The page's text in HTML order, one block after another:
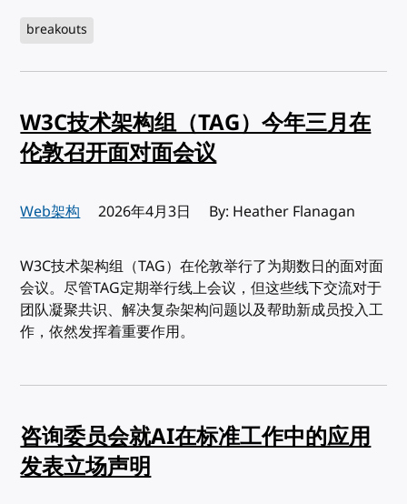
breakouts
W3C技术架构组（TAG）今年三月在
伦敦召开面对面会议
Web架构 发布:
2026年4月3日 By: Heather Flanagan
W3C技术架构组（TAG）在伦敦举行了为期数日的面对面
会议。尽管TAG定期举行线上会议，但这些线下交流对于
团队凝聚共识、解决复杂架构问题以及帮助新成员投入工
作，依然发挥着重要作用。
咨询委员会就AI在标准工作中的应用
发表立场声明